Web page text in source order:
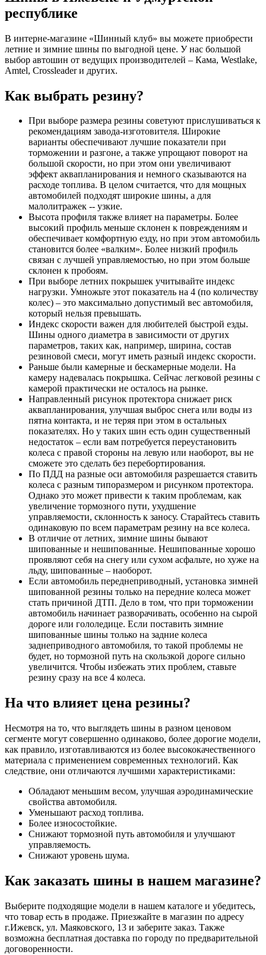
республике
В интерне-магазине «Шинный клуб» вы можете приобрести
летние и зимние шины по выгодной цене. У нас большой
выбор автошин от ведущих производителей – Кама, Westlake,
Amtel, Crossleader и других.
Как выбрать резину?
При выборе размера резины советуют прислушиваться к
рекомендациям завода-изготовителя. Широкие
варианты обеспечивают лучшие показатели при
торможении и разгоне, а также упрощают поворот на
большой скорости, но при этом они увеличивают
эффект аквапланирования и немного сказываются на
расходе топлива. В целом считается, что для мощных
автомобилей подходят широкие шины, а для
малолитражек -- узкие.
Высота профиля также влияет на параметры. Более
высокий профиль меньше склонен к повреждениям и
обеспечивает комфортную езду, но при этом автомобиль
становится более «валким». Более низкий профиль
связан с лучшей управляемостью, но при этом больше
склонен к пробоям.
При выборе летних покрышек учитывайте индекс
нагрузки. Умножьте этот показатель на 4 (по количеству
колес) – это максимально допустимый вес автомобиля,
который нельзя превышать.
Индекс скорости важен для любителей быстрой езды.
Шины одного диаметра в зависимости от других
параметров, таких как, например, ширина, состав
резиновой смеси, могут иметь разный индекс скорости.
Раньше были камерные и бескамерные модели. На
камеру надевалась покрышка. Сейчас легковой резины с
камерой практически не осталось на рынке.
Направленный рисунок протектора снижает риск
аквапланирования, улучшая выброс снега или воды из
пятна контакта, и не теряя при этом в остальных
показателях. Но у таких шин есть один существенный
недостаток – если вам потребуется переустановить
колеса с правой стороны на левую или наоборот, вы не
сможете это сделать без перебортирования.
По ПДД на разные оси автомобиля разрешается ставить
колеса с разным типоразмером и рисунком протектора.
Однако это может привести к таким проблемам, как
увеличение тормозного пути, ухудшение
управляемости, склонность к заносу. Старайтесь ставить
одинаковую по всем параметрам резину на все колеса.
В отличие от летних, зимние шины бывают
шипованные и нешипованные. Нешипованные хорошо
проявляют себя на снегу или сухом асфальте, но хуже на
льду, шипованные – наоборот.
Если автомобиль переднеприводный, установка зимней
шипованной резины только на передние колеса может
стать причиной ДТП. Дело в том, что при торможении
автомобиль начинает разворачивать, особенно на сырой
дороге или гололедице. Если поставить зимние
шипованные шины только на задние колеса
заднеприводного автомобиля, то такой проблемы не
будет, но тормозной путь на скользкой дороге сильно
увеличится. Чтобы избежать этих проблем, ставьте
резину сразу на все 4 колеса.
На что влияет цена резины?
Несмотря на то, что выглядеть шины в разном ценовом
сегменте могут совершенно одинаково, более дорогие модели,
как правило, изготавливаются из более высококачественного
материала с применением современных технологий. Как
следствие, они отличаются лучшими характеристиками:
Обладают меньшим весом, улучшая аэродинамические
свойства автомобиля.
Уменьшают расход топлива.
Более износостойкие.
Снижают тормозной путь автомобиля и улучшают
управляемость.
Снижают уровень шума.
Как заказать шины в нашем магазине?
Выберите подходящие модели в нашем каталоге и убедитесь,
что товар есть в продаже. Приезжайте в магазин по адресу
г.Ижевск, ул. Маяковского, 13 и заберите заказ. Также
возможна бесплатная доставка по городу по предварительной
договоренности.